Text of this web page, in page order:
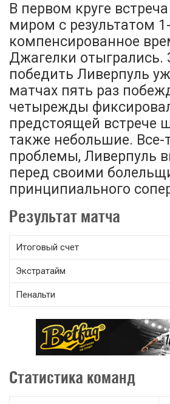
В первом круге
миром с результатом
компенсированное
Джагелки
победить Ливерпуль
матчах пять раз
четырежды
предстоящей встрече
также небольшие. Все-
проблемы, Ливерпуль
перед своими
принципиального
Результат матча
Итоговый счет
Экстратайм
Пенальти
Статистика команд